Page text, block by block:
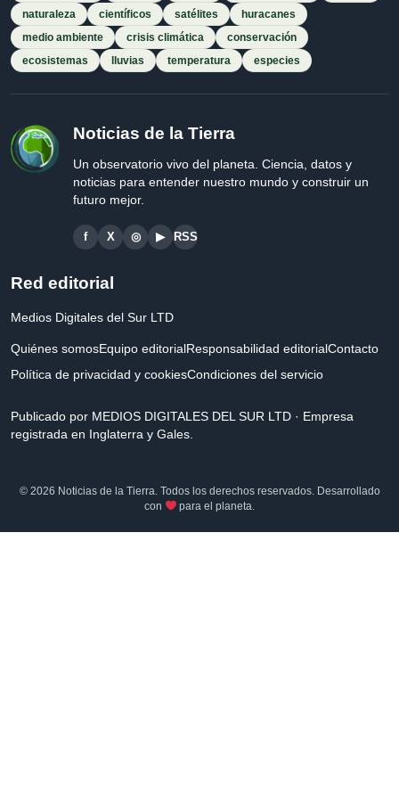
naturaleza
científicos satélites
huracanes
medio ambiente
crisis climática
conservación
ecosistemas
lluvias temperatura especies
Noticias de la Tierra
Un observatorio vivo del planeta. Ciencia, datos y
noticias para entender nuestro mundo y construir un
futuro mejor.
f X ◎ ▶ RSS
Red editorial
Medios Digitales del Sur LTD
Quiénes somosEquipo editorialResponsabilidad editorialContacto
Política de privacidad y cookiesCondiciones del servicio
Publicado por MEDIOS DIGITALES DEL SUR LTD · Empresa
registrada en Inglaterra y Gales.
© 2026 Noticias de la Tierra. Todos los derechos reservados. Desarrollado
con
para el planeta.